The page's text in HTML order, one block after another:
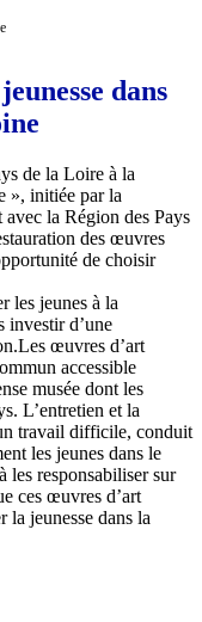
dans
de la Loire à la
», initiée par la
avec la Région des Pays
des œuvres
de choisir
les jeunes à la
investir d’une
œuvres d’art
accessible
musée dont les
L’entretien et la
travail difficile, conduit
les jeunes dans le
les responsabiliser sur
ces œuvres d’art
la jeunesse dans la